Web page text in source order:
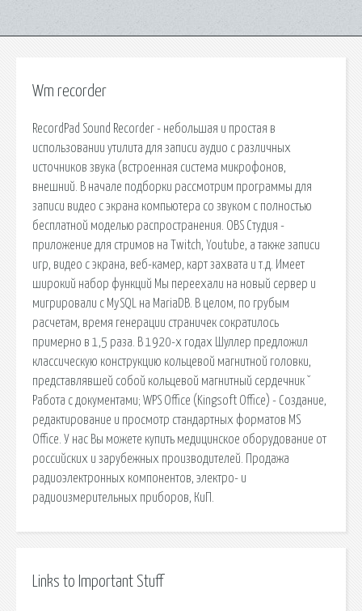
Wm recorder
RecordPad Sound Recorder - небольшая и простая в
использовании утилита для записи аудио с различных
источников звука (встроенная система микрофонов,
внешний. В начале подборки рассмотрим программы для
записи видео с экрана компьютера со звуком с полностью
бесплатной моделью распространения. OBS Студия -
приложение для стримов на Twitch, Youtube, а также записи
игр, видео с экрана, веб-камер, карт захвата и т.д. Имеет
широкий набор функций Мы переехали на новый сервер и
мигрировали с MySQL на MariaDB. В целом, по грубым
расчетам, время генерации страничек сократилось
примерно в 1,5 раза. В 1920-х годах Шуллер предложил
классическую конструкцию кольцевой магнитной головки,
представлявшей собой кольцевой магнитный сердечник ˇ
Работа с документами; WPS Office (Kingsoft Office) - Создание,
редактирование и просмотр стандартных форматов MS
Office. У нас Вы можете купить медицинское оборудование от
российских и зарубежных производителей. Продажа
радиоэлектронных компонентов, электро- и
радиоизмерительных приборов, КиП.
Links to Important Stuff